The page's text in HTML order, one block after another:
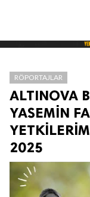
RÖPORTAJLAR
ALTINOVA
YASEMİN
2025